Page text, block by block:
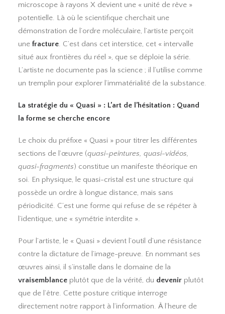
microscope à rayons X devient une « unité de rêve »
potentielle. Là où le scientifique cherchait une
démonstration de l’ordre moléculaire, l’artiste perçoit
une fracture. C’est dans cet interstice, cet « intervalle
situé aux frontières du réel », que se déploie la série.
L’artiste ne documente pas la science ; il l’utilise comme
un tremplin pour explorer l’immatérialité de la substance.
La stratégie du « Quasi » : L’art de l’hésitation : Quand
la forme se cherche encore
Le choix du préfixe « Quasi » pour titrer les différentes
sections de l’œuvre (quasi-peintures, quasi-vidéos,
quasi-fragments) constitue un manifeste théorique en
soi. En physique, le quasi-cristal est une structure qui
possède un ordre à longue distance, mais sans
périodicité. C’est une forme qui refuse de se répéter à
l’identique, une « symétrie interdite ».
Pour l’artiste, le « Quasi » devient l’outil d’une résistance
contre la dictature de l’image-preuve. En nommant ses
œuvres ainsi, il s’installe dans le domaine de la
vraisemblance plutôt que de la vérité, du devenir plutôt
que de l’être. Cette posture critique interroge
directement notre rapport à l’information. À l’heure de